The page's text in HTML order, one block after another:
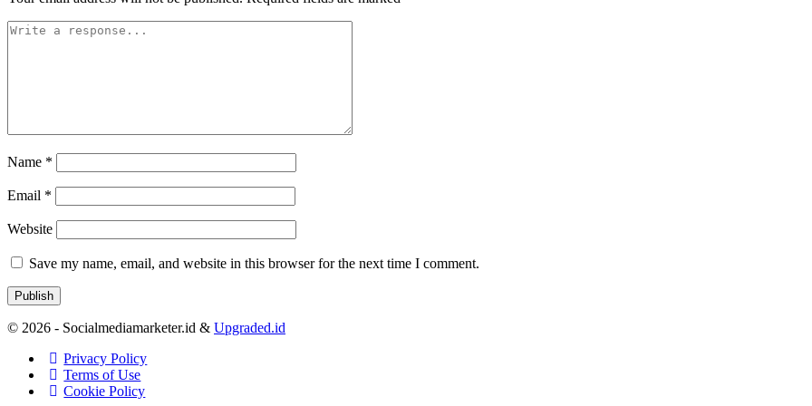
Name *
Email *
Website
Save my name, email, and website in this browser for the next time I comment.
© 2026 - Socialmediamarketer.id & Upgraded.id
Privacy Policy
Terms of Use
Cookie Policy